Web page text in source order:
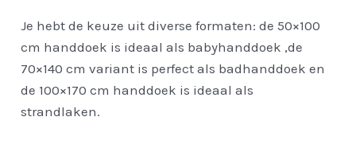
Je hebt de keuze uit diverse formaten: de 50×100
cm handdoek is ideaal als babyhanddoek ,de
70×140 cm variant is perfect als badhanddoek en
de 100×170 cm handdoek is ideaal als
strandlaken.